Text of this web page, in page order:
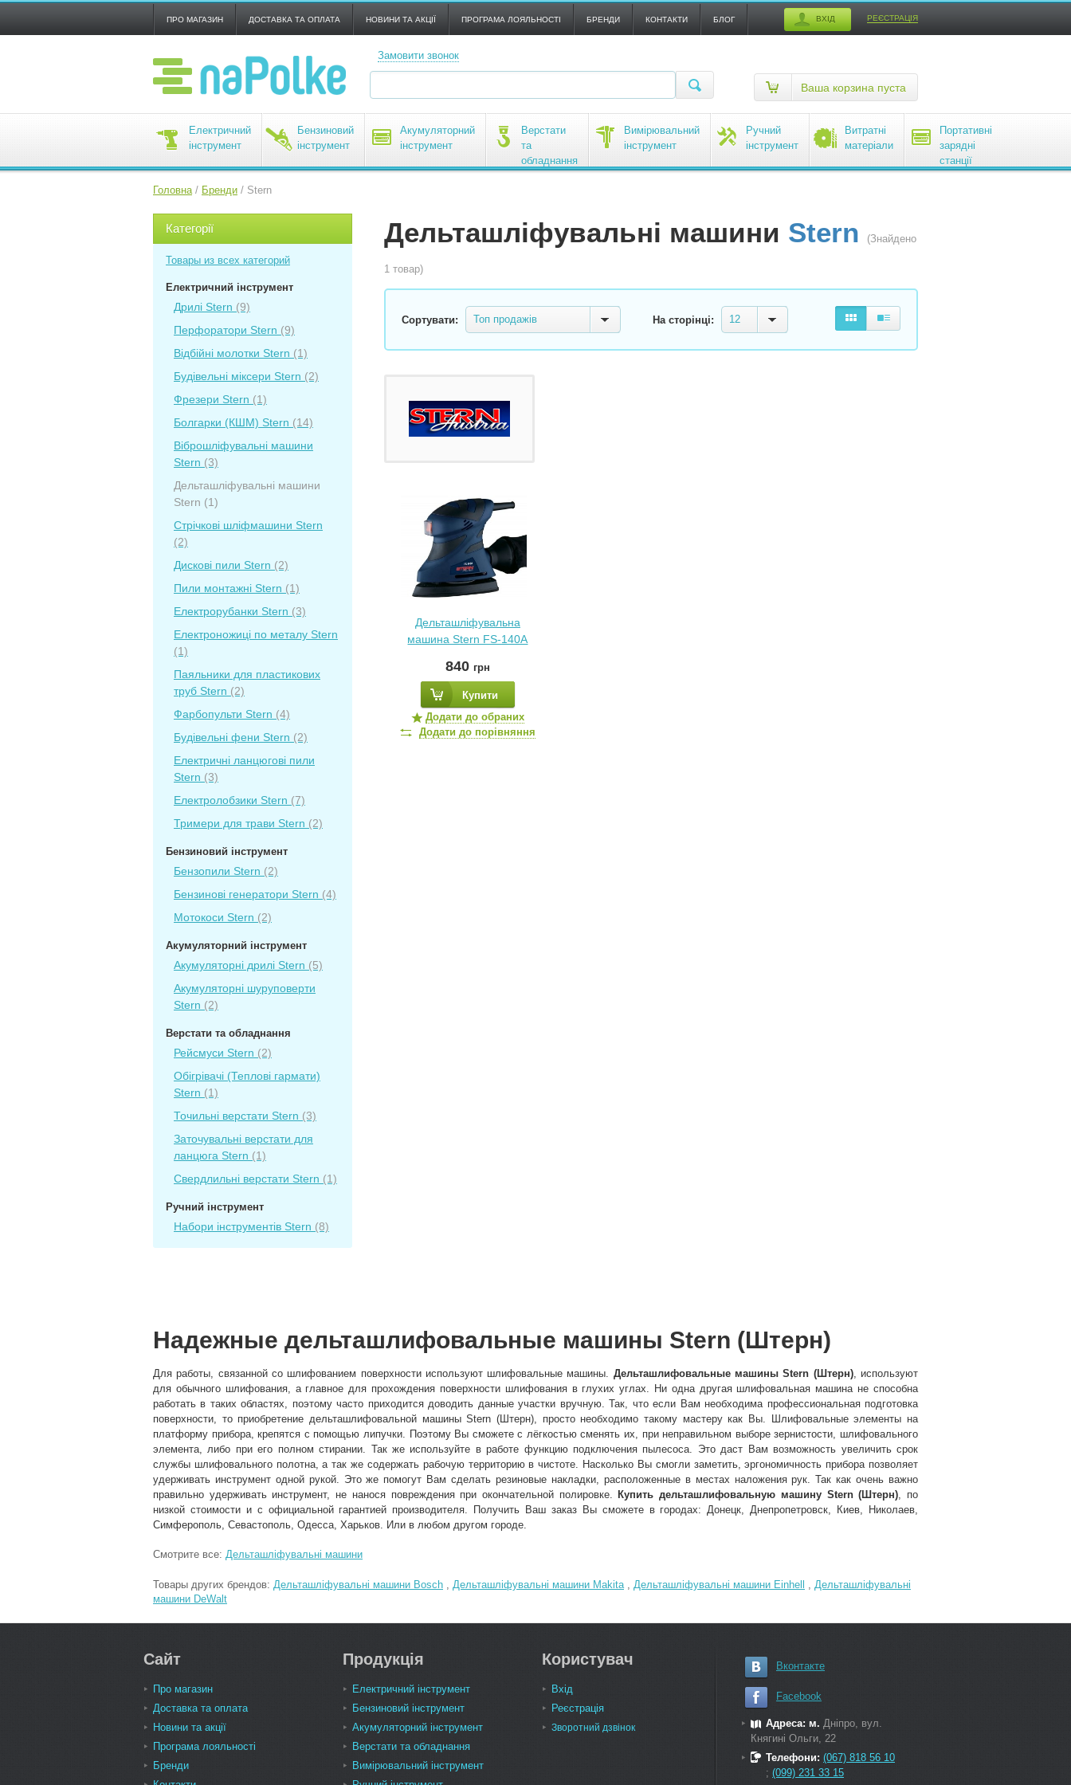
ПРО МАГАЗИН ДОСТАВКА ТА ОПЛАТА НОВИНИ ТА АКЦІЇ ПРОГРАМА ЛОЯЛЬНОСТІ БРЕНДИ КОНТАКТИ БЛОГ ВХІД РЕЄСТРАЦІЯ
Замовити звонок
Ваша корзина пуста
Електричний
інструмент
Бензиновий
інструмент
Акумуляторний
інструмент
Верстати
та
обладнання
Вимірювальний
інструмент
Ручний
інструмент
Витратні
матеріали
Портативні
зарядні
станції
EcoFlow
Головна/ Бренди / Stern
Категорії
Товары из всех категорий
Електричний інструмент
Дрилі Stern (9)
Перфоратори Stern (9)
Відбійні молотки Stern (1)
Будівельні міксери Stern (2)
Фрезери Stern (1)
Болгарки (КШМ) Stern (14)
Віброшліфувальні машини
Stern (3)
Дельташліфувальні машини
Stern (1)
Стрічкові шліфмашини Stern
(2)
Дискові пили Stern (2)
Пили монтажні Stern (1)
Електрорубанки Stern (3)
Електроножиці по металу Stern
(1)
Паяльники для пластикових
труб Stern (2)
Фарбопульти Stern (4)
Будівельні фени Stern (2)
Електричні ланцюгові пили
Stern (3)
Електролобзики Stern (7)
Тримери для трави Stern (2)
Бензиновий інструмент
Бензопили Stern (2)
Бензинові генератори Stern (4)
Мотокоси Stern (2)
Акумуляторний інструмент
Акумуляторні дрилі Stern (5)
Акумуляторні шуруповерти
Stern (2)
Верстати та обладнання
Рейсмуси Stern (2)
Обігрівачі (Теплові гармати)
Stern (1)
Точильні верстати Stern (3)
Заточувальні верстати для
ланцюга Stern (1)
Свердлильні верстати Stern (1)
Ручний інструмент
Набори інструментів Stern (8)
Дельташліфувальні машини Stern (Знайдено
1 товар)
Сортувати: Топ продажів На сторінці: 12
Дельташліфувальна
машина Stern FS-140A
840 грн
Купити
Додати до обраних
Додати до порівняння
Надежные дельташлифовальные машины Stern (Штерн)
Для работы, связанной со шлифованием поверхности используют шлифовальные машины. Дельташлифовальные машины Stern (Штерн), используют
для обычного шлифования, а главное для прохождения поверхности шлифования в глухих углах. Ни одна другая шлифовальная машина не способна
работать в таких областях, поэтому часто приходится доводить данные участки вручную. Так, что если Вам необходима профессиональная подготовка
поверхности, то приобретение дельташлифовальной машины Stern (Штерн), просто необходимо такому мастеру как Вы. Шлифовальные элементы на
платформу прибора, крепятся с помощью липучки. Поэтому Вы сможете с лёгкостью сменять их, при неправильном выборе зернистости, шлифовального
элемента, либо при его полном стирании. Так же используйте в работе функцию подключения пылесоса. Это даст Вам возможность увеличить срок
службы шлифовального полотна, а так же содержать рабочую территорию в чистоте. Насколько Вы смогли заметить, эргономичность прибора позволяет
удерживать инструмент одной рукой. Это же помогут Вам сделать резиновые накладки, расположенные в местах наложения рук. Так как очень важно
правильно удерживать инструмент, не нанося повреждения при окончательной полировке. Купить дельташлифовальную машину Stern (Штерн), по
низкой стоимости и с официальной гарантией производителя. Получить Ваш заказ Вы сможете в городах: Донецк, Днепропетровск, Киев, Николаев,
Симферополь, Севастополь, Одесса, Харьков. Или в любом другом городе.
Смотрите все: Дельташліфувальні машини
Товары других брендов: Дельташліфувальні машини Bosch , Дельташліфувальні машини Makita, Дельташліфувальні машини Einhell , Дельташліфувальні
машини DeWalt
Сайт
Про магазин
Доставка та оплата
Новини та акції
Програма лояльності
Бренди
Продукція
Електричний інструмент
Бензиновий інструмент
Акумуляторний інструмент
Верстати та обладнання
Вимірювальний інструмент
Користувач
Вхід
Реєстрація
Зворотний дзвінок
Вконтакте
Facebook
Адреса: м. Дніпро, вул.
Княгині Ольги, 22
Телефони: (067) 818 56 10
; (099) 231 33 15